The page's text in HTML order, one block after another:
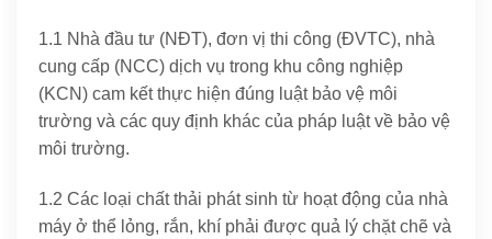
1.1 Nhà đầu tư (NĐT), đơn vị thi công (ĐVTC), nhà
cung cấp (NCC) dịch vụ trong khu công nghiệp
(KCN) cam kết thực hiện đúng luật bảo vệ môi
trường và các quy định khác của pháp luật về bảo vệ
môi trường.
1.2 Các loại chất thải phát sinh từ hoạt động của nhà
máy ở thể lỏng, rắn, khí phải được quả lý chặt chẽ và